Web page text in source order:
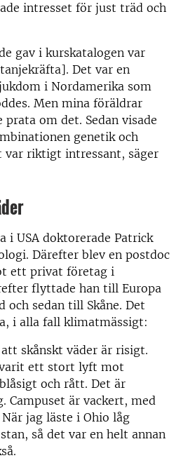
intresset för just träd och
gav i kurskatalogen var
Det var en
i Nordamerika som
Men mina föräldrar
prata om det. Sedan visade
genetik och
var riktigt intressant, säger
i USA doktorerade Patrick
Därefter blev en postdoc
ett privat företag i
flyttade han till Europa
sedan till Skåne. Det
i alla fall klimatmässigt:
skånskt väder är risigt.
ett stort lyft mot
och rått. Det är
Campuset är vackert, med
jag läste i Ohio låg
så det var en helt annan